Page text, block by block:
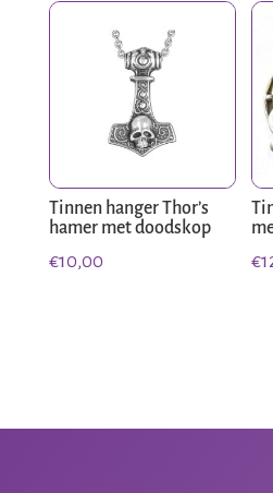
Tinnen hanger Thor’s
hamer met doodskop
€10,00 €